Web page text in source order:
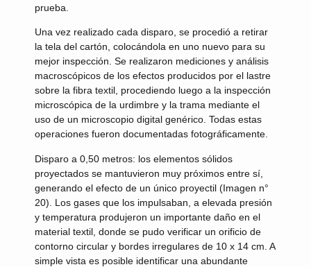
prueba.
Una vez realizado cada disparo, se procedió a retirar
la tela del cartón, colocándola en uno nuevo para su
mejor inspección. Se realizaron mediciones y análisis
macroscópicos de los efectos producidos por el lastre
sobre la fibra textil, procediendo luego a la inspección
microscópica de la urdimbre y la trama mediante el
uso de un microscopio digital genérico. Todas estas
operaciones fueron documentadas fotográficamente.
Disparo a 0,50 metros: los elementos sólidos
proyectados se mantuvieron muy próximos entre sí,
generando el efecto de un único proyectil (Imagen n°
20). Los gases que los impulsaban, a elevada presión
y temperatura produjeron un importante daño en el
material textil, donde se pudo verificar un orificio de
contorno circular y bordes irregulares de 10 x 14 cm. A
simple vista es posible identificar una abundante